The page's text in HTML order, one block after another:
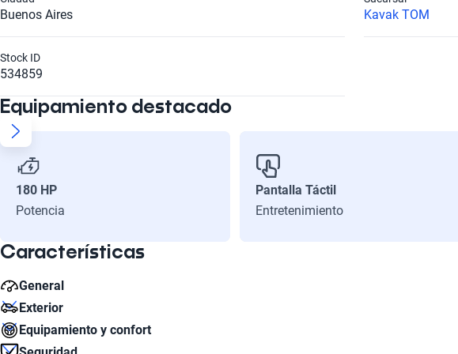
Buenos Aires Kavak TOM
534859
Stock ID
Equipamiento destacado
180 HP
Potencia
Pantalla Táctil
Entretenimiento
Características
General
2.0
Exterior
Diámetro de Rin
Equipamiento y confort